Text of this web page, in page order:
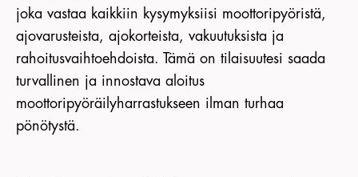
joka vastaa kaikkiin kysymyksiisi moottoripyöristä,
ajovarusteista, ajokorteista, vakuutuksista ja
rahoitusvaihtoehdoista. Tämä on tilaisuutesi saada
turvallinen ja innostava aloitus
moottoripyöräilyharrastukseen ilman turhaa
pönötystä.